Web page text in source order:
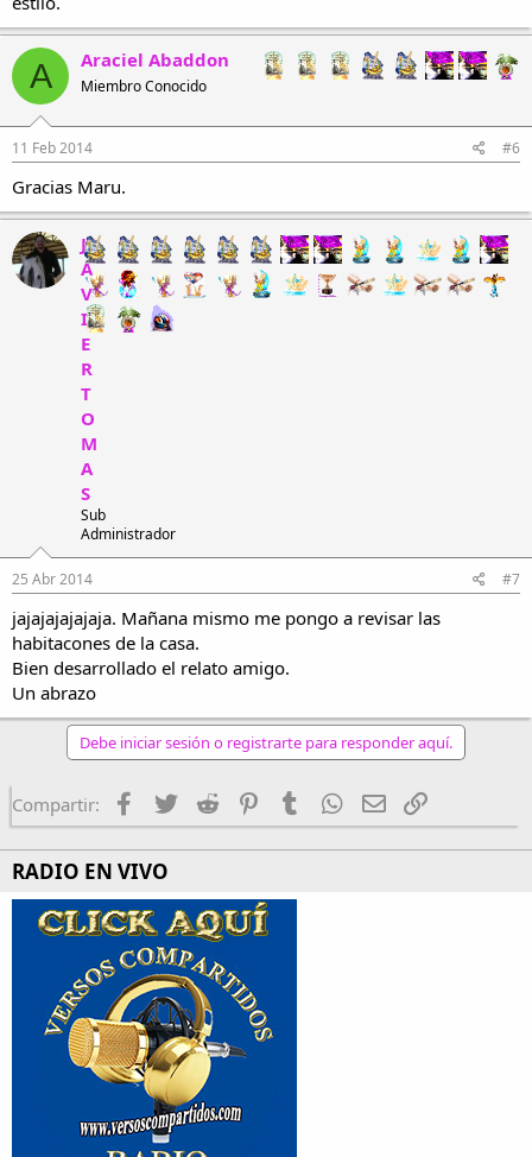
A Araciel Abaddon
Miembro Conocido
11 Feb 2014 #6
Gracias Maru.
J
A
V
I
E
R
T
O
M
A
S
Sub
Administrador
25 Abr 2014 #7
jajajajajajaja. Mañana mismo me pongo a revisar las
habitacones de la casa.
Bien desarrollado el relato amigo.
Un abrazo
Debe iniciar sesión o registrarte para responder aquí.
Compartir: Facebook
TwitterReddit PinterestTumblrWhatsApp
EmailEnlace
RADIO EN VIVO